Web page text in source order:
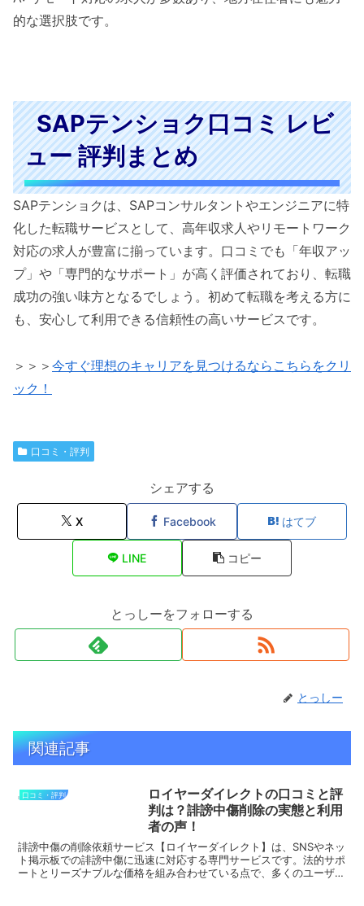
的な選択肢です。
SAPテンショク口コミ レビ
ュー 評判まとめ
SAPテンショクは、SAPコンサルタントやエンジニアに特
化した転職サービスとして、高年収求人やリモートワーク
対応の求人が豊富に揃っています。口コミでも「年収アッ
プ」や「専門的なサポート」が高く評価されており、転職
成功の強い味方となるでしょう。初めて転職を考える方に
も、安心して利用できる信頼性の高いサービスです。
＞＞＞ 今すぐ理想のキャリアを見つけるならこちらをクリ
ック！
口コミ・評判
シェアする
X Facebook はてブ
LINE コピー
とっしーをフォローする
とっしー
関連記事
口コミ・評判
ロイヤーダイレクトの口コミと評
判は？誹謗中傷削除の実態と利用
者の声！
誹謗中傷の削除依頼サービス【ロイヤーダイレクト】は、SNSやネッ
ト掲示板での誹謗中傷に迅速に対応する専門サービスです。法的サポ
ートとリーズナブルな価格を組み合わせている点で、多くのユーザー